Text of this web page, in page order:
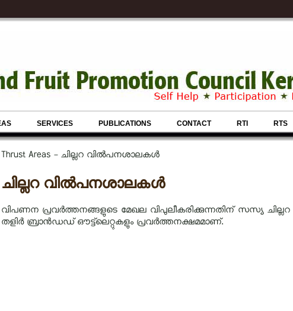
SERVICES PUBLICATIONS CONTACT RTI RTS
Thrust Areas - ചില്ലറ വിൽപനശാലകൾ
ചില്ലറ വിൽപനശാലകൾ
വിപണന പ്രവർത്തനങ്ങളുടെ മേഖല വിപുലീകരിക്കുന്നതിന് സസ്യ
തളിർ ബ്രാൻഡഡ് ഔട്ട്‌ലെറ്റുകളും പ്രവർത്തനക്ഷമമാണ്.